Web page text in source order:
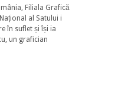
Filiala Grafică
al Satului i
în suflet și își ia
un grafician